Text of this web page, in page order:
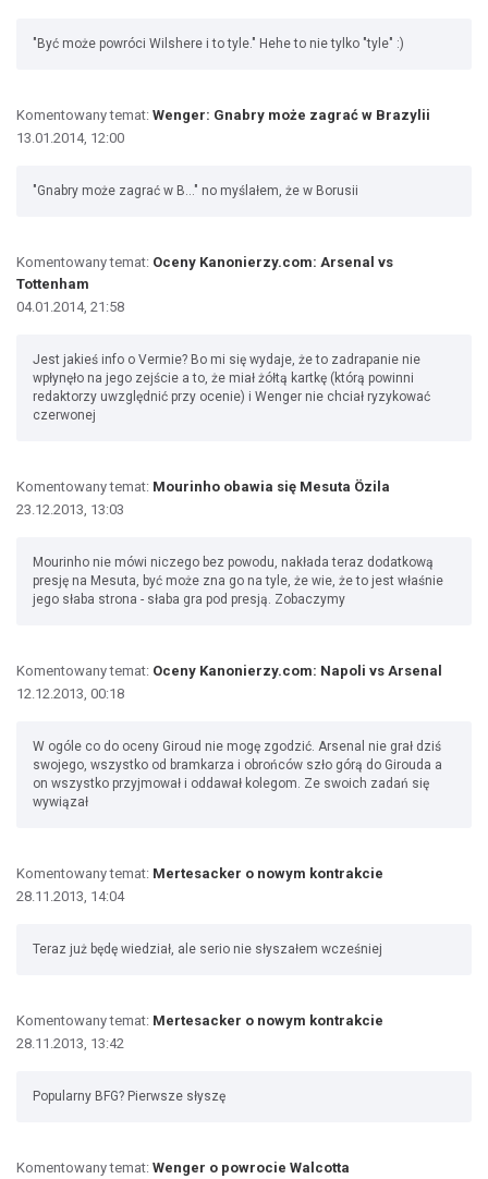
"Być może powróci Wilshere i to tyle." Hehe to nie tylko "tyle" :)
Komentowany temat: Wenger: Gnabry może zagrać w Brazylii
13.01.2014, 12:00
"Gnabry może zagrać w B..." no myślałem, że w Borusii
Komentowany temat: Oceny Kanonierzy.com: Arsenal vs
Tottenham
04.01.2014, 21:58
Jest jakieś info o Vermie? Bo mi się wydaje, że to zadrapanie nie
wpłynęło na jego zejście a to, że miał żółtą kartkę (którą powinni
redaktorzy uwzględnić przy ocenie) i Wenger nie chciał ryzykować
czerwonej
Komentowany temat: Mourinho obawia się Mesuta Özila
23.12.2013, 13:03
Mourinho nie mówi niczego bez powodu, nakłada teraz dodatkową
presję na Mesuta, być może zna go na tyle, że wie, że to jest właśnie
jego słaba strona - słaba gra pod presją. Zobaczymy
Komentowany temat: Oceny Kanonierzy.com: Napoli vs Arsenal
12.12.2013, 00:18
W ogóle co do oceny Giroud nie mogę zgodzić. Arsenal nie grał dziś
swojego, wszystko od bramkarza i obrońców szło górą do Girouda a
on wszystko przyjmował i oddawał kolegom. Ze swoich zadań się
wywiązał
Komentowany temat: Mertesacker o nowym kontrakcie
28.11.2013, 14:04
Teraz już będę wiedział, ale serio nie słyszałem wcześniej
Komentowany temat: Mertesacker o nowym kontrakcie
28.11.2013, 13:42
Popularny BFG? Pierwsze słyszę
Komentowany temat: Wenger o powrocie Walcotta